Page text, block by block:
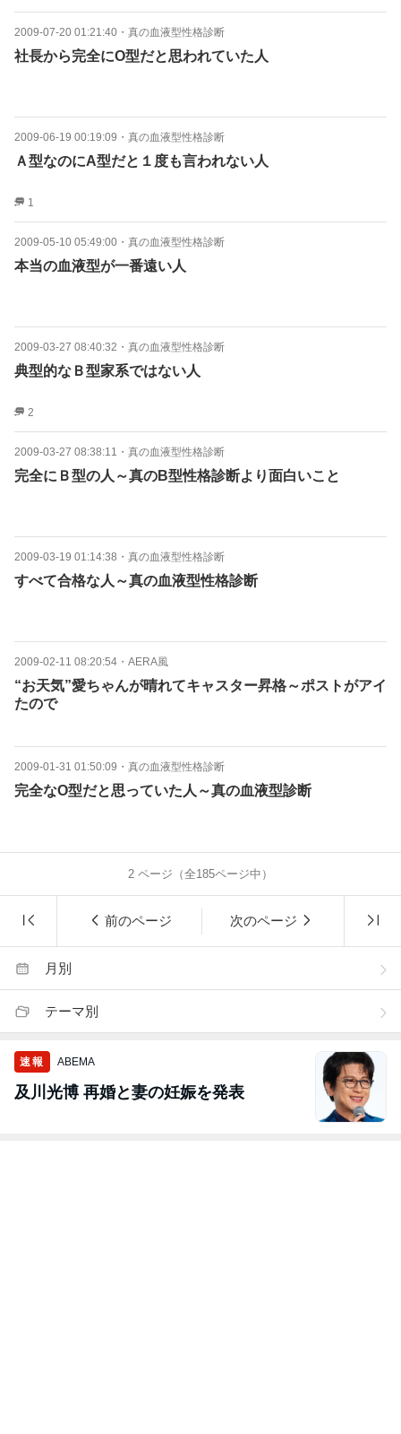
2009-07-20 01:21:40 ・ 真の血液型性格診断
社長から完全にO型だと思われていた人
2009-06-19 00:19:09 ・ 真の血液型性格診断
Ａ型なのにA型だと１度も言われない人
1
2009-05-10 05:49:00 ・ 真の血液型性格診断
本当の血液型が一番遠い人
2009-03-27 08:40:32 ・ 真の血液型性格診断
典型的なＢ型家系ではない人
2
2009-03-27 08:38:11 ・ 真の血液型性格診断
完全にＢ型の人～真のB型性格診断より面白いこと
2009-03-19 01:14:38 ・ 真の血液型性格診断
すべて合格な人～真の血液型性格診断
2009-02-11 08:20:54 ・ AERA風
“お天気”愛ちゃんが晴れてキャスター昇格～ポストがアイ
たので
2009-01-31 01:50:09 ・ 真の血液型性格診断
完全なO型だと思っていた人～真の血液型診断
2 ページ（全185ページ中）
前のページ 次のページ
月別
テーマ別
速報 ABEMA
及川光博 再婚と妻の妊娠を発表